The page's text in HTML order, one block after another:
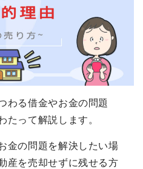
わる借金やお金の問題
たって解説します。
金の問題を解決したい場
産を売却せずに残せる方